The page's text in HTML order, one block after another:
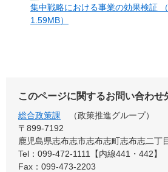
集中戦略における事業の効果検証
1.59MB）
このページに関するお問い合わせ
総合政策課
政策推進グループ
〒899‐7192
鹿児島県志布志市志布志町志布志二丁
Tel：099-472-1111【内線441・442】
Fax：099-473-2203